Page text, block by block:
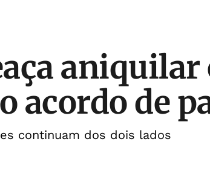
aniquilar
acordo de
continuam dos dois lados